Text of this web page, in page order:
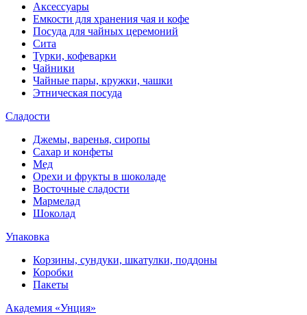
Аксессуары
Емкости для хранения чая и кофе
Посуда для чайных церемоний
Сита
Турки, кофеварки
Чайники
Чайные пары, кружки, чашки
Этническая посуда
Сладости
Джемы, варенья, сиропы
Сахар и конфеты
Мед
Орехи и фрукты в шоколаде
Восточные сладости
Мармелад
Шоколад
Упаковка
Корзины, сундуки, шкатулки, поддоны
Коробки
Пакеты
Академия «Унция»